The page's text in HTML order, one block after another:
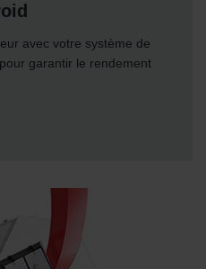
avec votre système de
garantir le rendement